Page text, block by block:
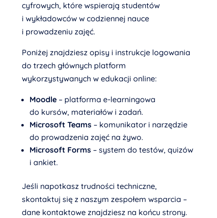
cyfrowych, które wspierają studentów
i wykładowców w codziennej nauce
i prowadzeniu zajęć.
Poniżej znajdziesz opisy i instrukcje logowania
do trzech głównych platform
wykorzystywanych w edukacji online:
Moodle– platforma e-learningowa
do kursów, materiałów i zadań.
Microsoft Teams– komunikator i narzędzie
do prowadzenia zajęć na żywo.
Microsoft Forms– system do testów, quizów
i ankiet.
Jeśli napotkasz trudności techniczne,
skontaktuj się z naszym zespołem wsparcia –
dane kontaktowe znajdziesz na końcu strony.